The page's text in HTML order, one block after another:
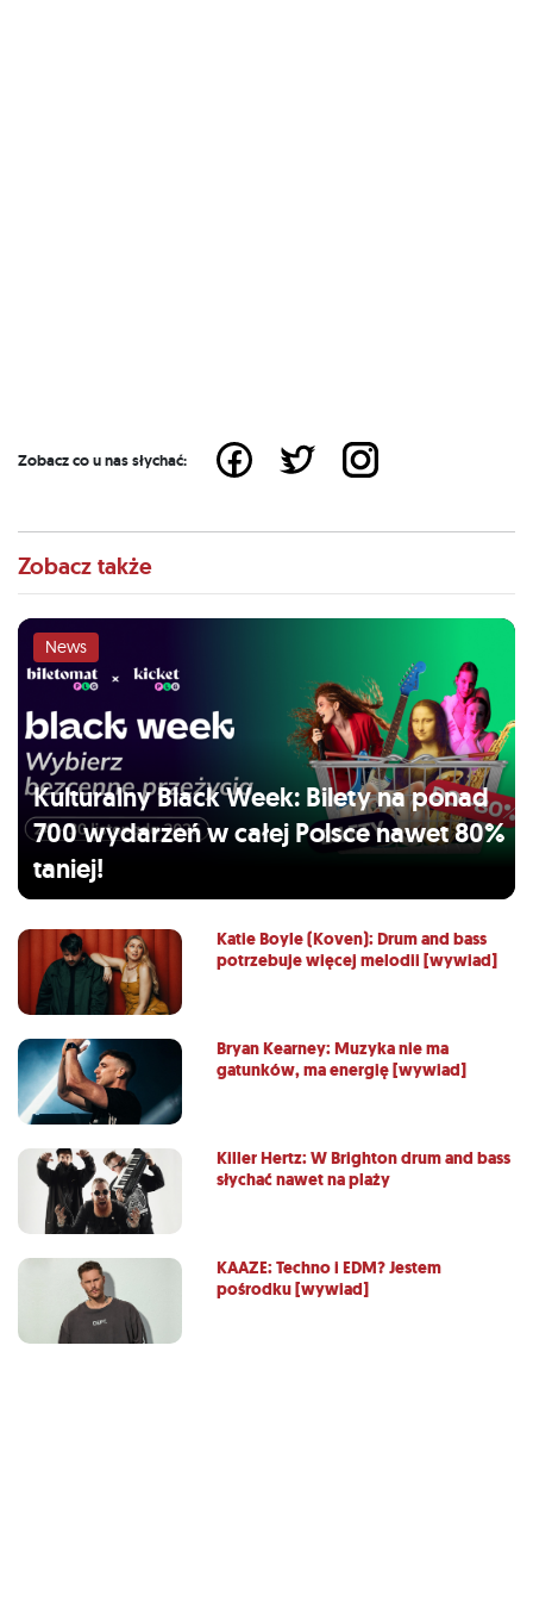
Zobacz co u nas słychać:
Zobacz także
Kulturalny Black Week: Bilety na ponad
700 wydarzeń w całej Polsce nawet 80%
taniej!
News
Katie Boyle (Koven): Drum and bass
potrzebuje więcej melodii [wywiad]
Bryan Kearney: Muzyka nie ma
gatunków, ma energię [wywiad]
Killer Hertz: W Brighton drum and bass
słychać nawet na plaży
KAAZE: Techno i EDM? Jestem
pośrodku [wywiad]